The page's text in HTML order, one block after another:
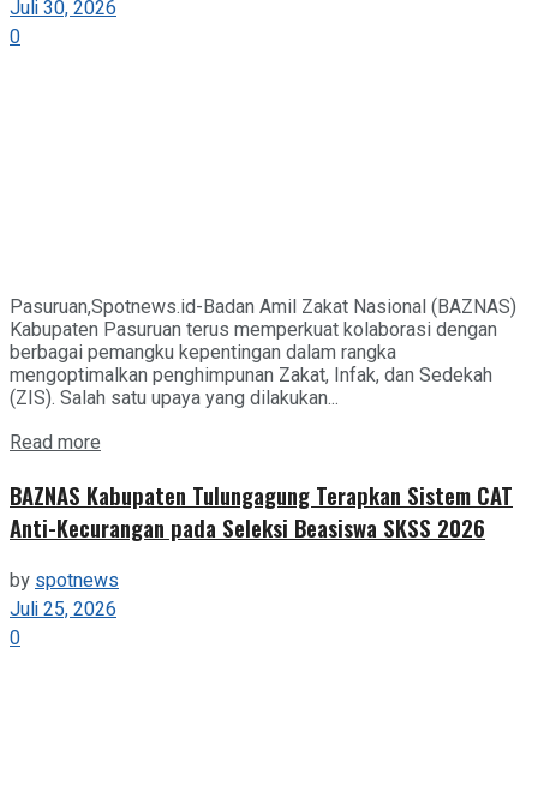
Juli 30, 2026
0
Pasuruan,Spotnews.id-Badan Amil Zakat Nasional (BAZNAS)
Kabupaten Pasuruan terus memperkuat kolaborasi dengan
berbagai pemangku kepentingan dalam rangka
mengoptimalkan penghimpunan Zakat, Infak, dan Sedekah
(ZIS). Salah satu upaya yang dilakukan...
Read more
BAZNAS Kabupaten Tulungagung Terapkan Sistem CAT
Anti-Kecurangan pada Seleksi Beasiswa SKSS 2026
byspotnews
Juli 25, 2026
0